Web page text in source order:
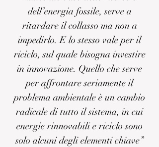
dell’energia fossile, serve a
ritardare il collasso ma non a
impedirlo. E lo stesso vale per il
riciclo, sul quale bisogna investire
in innovazione. Quello che serve
per affrontare seriamente il
problema ambientale è un cambio
radicale di tutto il sistema, in cui
energie rinnovabili e riciclo sono
solo alcuni degli elementi chiave”